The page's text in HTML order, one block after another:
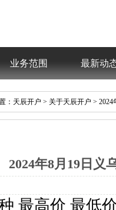
业务范围 最新动
： 天辰开户 > 关于天辰开户 >2024
2024年8月19日义
最高价最低